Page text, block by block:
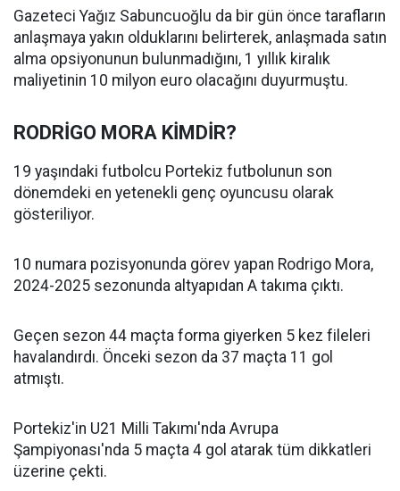
Gazeteci Yağız Sabuncuoğlu da bir gün önce tarafların
anlaşmaya yakın olduklarını belirterek, anlaşmada satın
alma opsiyonunun bulunmadığını, 1 yıllık kiralık
maliyetinin 10 milyon euro olacağını duyurmuştu.
RODRİGO MORA KİMDİR?
19 yaşındaki futbolcu Portekiz futbolunun son
dönemdeki en yetenekli genç oyuncusu olarak
gösteriliyor.
10 numara pozisyonunda görev yapan Rodrigo Mora,
2024-2025 sezonunda altyapıdan A takıma çıktı.
Geçen sezon 44 maçta forma giyerken 5 kez fileleri
havalandırdı. Önceki sezon da 37 maçta 11 gol
atmıştı.
Portekiz'in U21 Milli Takımı'nda Avrupa
Şampiyonası'nda 5 maçta 4 gol atarak tüm dikkatleri
üzerine çekti.